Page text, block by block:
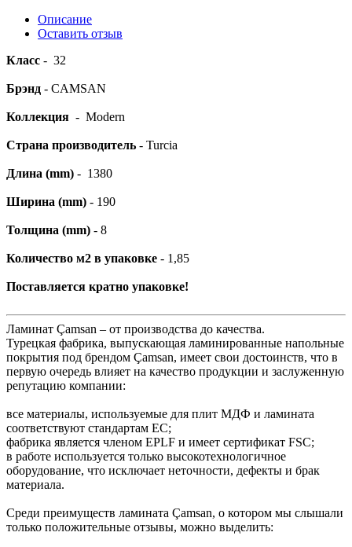
Описание
Оставить отзыв
Класс - 32
Брэнд - CAMSAN
Коллекция - Modern
Страна производитель - Turcia
Длина (mm) - 1380
Ширина (mm) - 190
Толщина (mm) - 8
Количество м2 в упаковке - 1,85
Поставляется кратно упаковке!
Ламинат Çamsan – от производства до качества.
Турецкая фабрика, выпускающая ламинированные напольные
покрытия под брендом Çamsan, имеет свои достоинств, что в
первую очередь влияет на качество продукции и заслуженную
репутацию компании:
все материалы, используемые для плит МДФ и ламината
соответствуют стандартам ЕС;
фабрика является членом EPLF и имеет сертификат FSC;
в работе используется только высокотехнологичное
оборудование, что исключает неточности, дефекты и брак
материала.
Среди преимуществ ламината Çamsan, о котором мы слышали
только положительные отзывы, можно выделить: